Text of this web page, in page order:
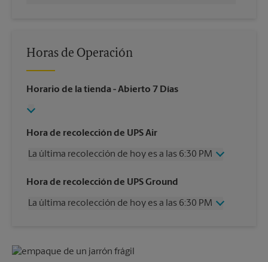
Horas de Operación
Horario de la tienda - Abierto 7 Días
Hora de recolección de UPS Air
La última recolección de hoy es a las 6:30 PM
Miércoles
6:30 PM
Viernes
6:30 PM
Martes
6:30 PM
Hora de recolección de UPS Ground
La última recolección de hoy es a las 6:30 PM
Viernes
6:30 PM